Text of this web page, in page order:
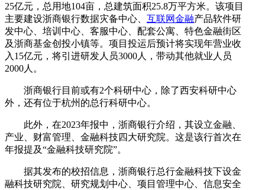
25亿元，总用地104亩，总建筑面积25.8万平方米。该项目
主要建设浙商银行数据灾备中心、 互联网金融产品软件研
发中心、培训中心、客服中心、配套公寓、特色金融街区
及浙商基金创投小镇等。项目投运后预计将实现年营业收
入15亿元，将引进研发人员3000人，带动其他就业人员
2000人。
浙商银行目前或有2个科研中心，除了西安科研中心
外，还有位于杭州的总行科研中心。
此外，在2023年报中，浙商银行介绍，其设立金融、
产业、财富管理、金融科技四大研究院。这是该行首次在
年报提及“金融科技研究院”。
据其发布的校招信息，浙商银行总行金融科技下设金
融科技研究院、研究规划中心、项目管理中心、信息安全